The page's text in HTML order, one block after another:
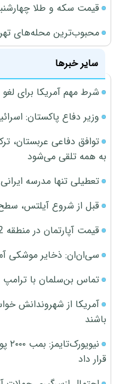
قیمت سکه و طلا چهارشنبه 14 مرداد
محبوب‌ترین محله‌های
سایر خبرها
شرط مهم آمریکا برای
وزیر دفاع پاکستان:
توافق دفاعی عربستان،
به همه تلقی می‌شود
تعطیلی تنها مدرسه
قبل از شروع آیلتس، سطح
قیمت آپارتمان در منطقه 22 تهران چقدر است؟
سی‌ان‌ان: ذخایر موشکی
تماس بن‌سلمان با ترامپ
آمریکا از شهروندانش
باشند
قرار داد